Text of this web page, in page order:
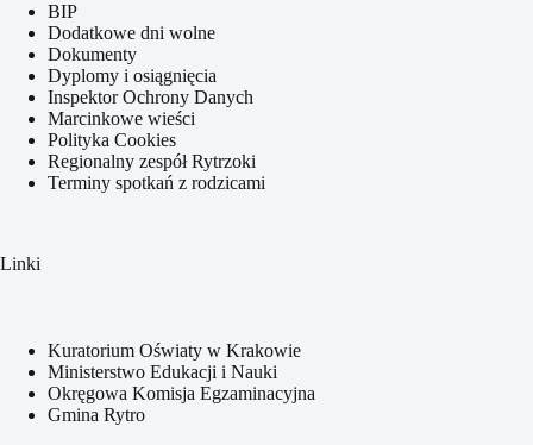
BIP
Dodatkowe dni wolne
Dokumenty
Dyplomy i osiągnięcia
Inspektor Ochrony Danych
Marcinkowe wieści
Polityka Cookies
Regionalny zespół Rytrzoki
Terminy spotkań z rodzicami
Linki
Kuratorium Oświaty w Krakowie
Ministerstwo Edukacji i Nauki
Okręgowa Komisja Egzaminacyjna
Gmina Rytro